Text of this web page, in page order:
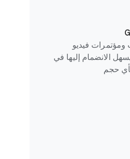
ومؤتمرات فيديو
الانضمام إليها في
حجم